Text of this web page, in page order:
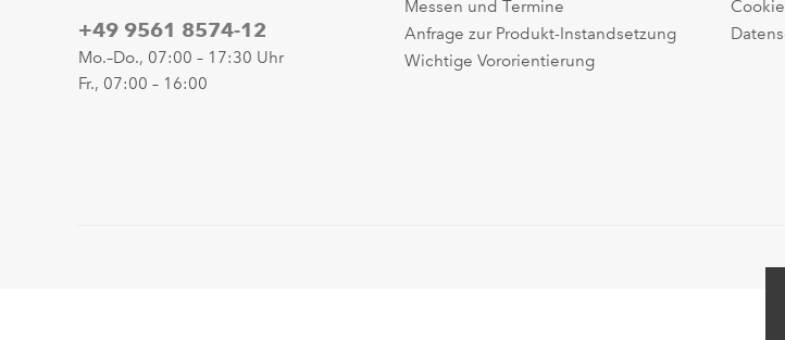
+49 9561 8574-12
Mo.–Do., 07:00 – 17:30 Uhr
Fr., 07:00 – 16:00
Messen und Termine
Anfrage zur Produkt-Instandsetzung
Wichtige Vororientierung